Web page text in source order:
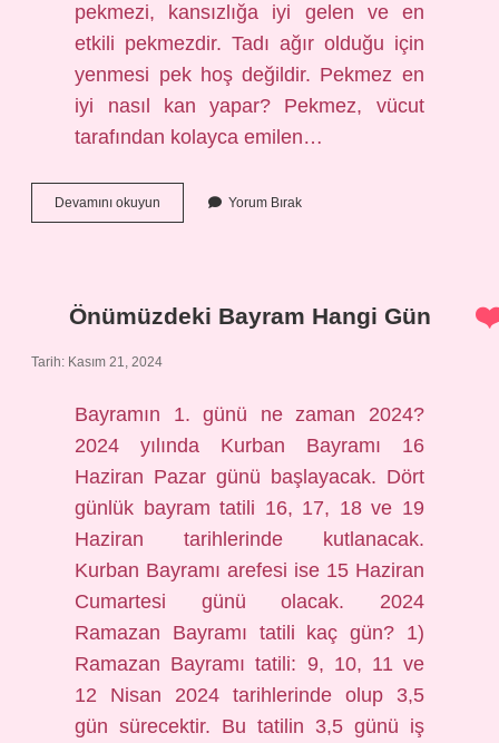
pekmezi, kansızlığa iyi gelen ve en
etkili pekmezdir. Tadı ağır olduğu için
yenmesi pek hoş değildir. Pekmez en
iyi nasıl kan yapar? Pekmez, vücut
tarafından kolayca emilen…
Devamını okuyun
Çok
Pekmez
Yorum Bırak
Önümüzdeki Bayram Hangi Gün
Tarih: Kasım 21, 2024
Bayramın 1. günü ne zaman 2024?
2024 yılında Kurban Bayramı 16
Haziran Pazar günü başlayacak. Dört
günlük bayram tatili 16, 17, 18 ve 19
Haziran tarihlerinde kutlanacak.
Kurban Bayramı arefesi ise 15 Haziran
Cumartesi günü olacak. 2024
Ramazan Bayramı tatili kaç gün? 1)
Ramazan Bayramı tatili: 9, 10, 11 ve
12 Nisan 2024 tarihlerinde olup 3,5
gün sürecektir. Bu tatilin 3,5 günü iş